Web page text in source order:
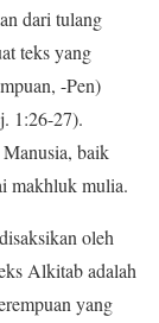
dari tulang
teks yang
-Pen)
1:26-27).
baik
makhluk mulia.
oleh
Alkitab adalah
yang